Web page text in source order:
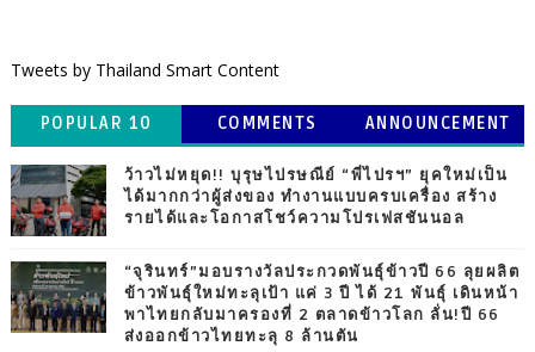
Tweets by Thailand Smart Content
POPULAR 10 COMMENTS ANNOUNCEMENT
ว้าวไม่หยุด!! บุรุษไปรษณีย์ “พี่ไปรฯ” ยุคใหม่เป็น
ได้มากกว่าผู้ส่งของ ทำงานแบบครบเครื่อง สร้าง
รายได้และโอกาสโชว์ความโปรเฟสชันนอล
“จุรินทร์”มอบรางวัลประกวดพันธุ์ข้าวปี 66 ลุยผลิต
ข้าวพันธุ์ใหม่ทะลุเป้า แค่ 3 ปี ได้ 21 พันธุ์ เดินหน้า
พาไทยกลับมาครองที่ 2 ตลาดข้าวโลก ลั่น!ปี 66
ส่งออกข้าวไทยทะลุ 8 ล้านตัน